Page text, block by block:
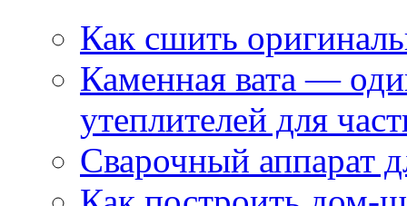
Как сшить
Каменная вата —
утеплителей для
Сварочный аппарат